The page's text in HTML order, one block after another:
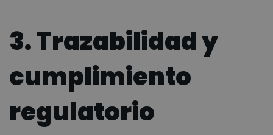
3. Trazabilidad y
cumplimiento
regulatorio